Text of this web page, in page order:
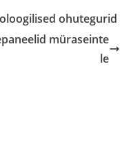
ohutegurid
müraseinte
le